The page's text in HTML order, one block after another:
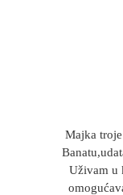
Majka
Uživam u